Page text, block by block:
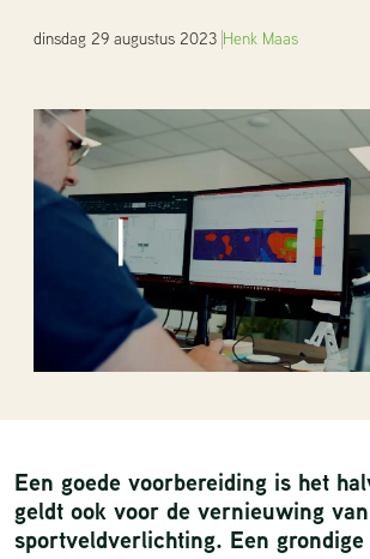
dinsdag 29 augustus 2023 Henk Maas
Een goede voorbereiding is het
geldt ook voor de vernieuwing
sportveldverlichting. Een